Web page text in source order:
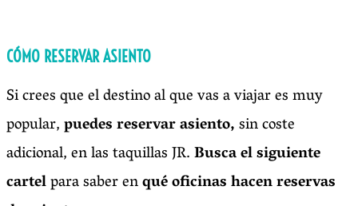
CÓMO RESERVAR ASIENTO
Si crees que el destino al que vas a viajar es muy
popular,puedes reservar asiento,sin coste
adicional, en las taquillas JR.Busca el siguiente
cartelpara saber enqué oficinas hacen reservas